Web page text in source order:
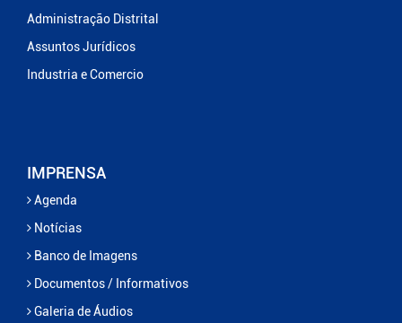
Administração Distrital
Assuntos Jurídicos
Industria e Comercio
IMPRENSA
Agenda
Notícias
Banco de Imagens
Documentos / Informativos
Galeria de Áudios